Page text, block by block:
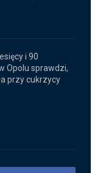
i 90
Opolu sprawdzi,
przy cukrzycy